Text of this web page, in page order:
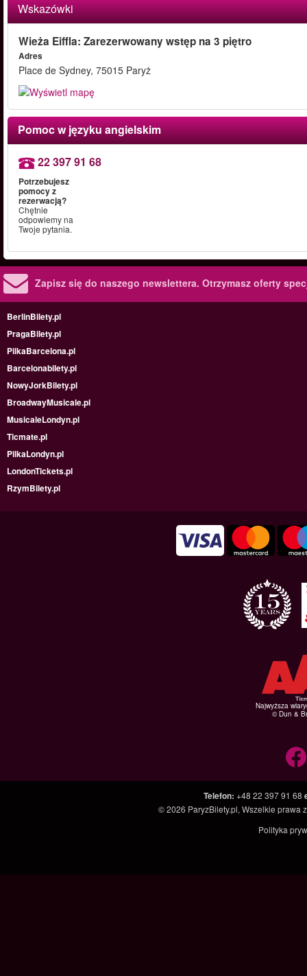
Wskazówki
Wieża Eiffla: Zarezerwowany wstęp na 3 piętro
Adres
Place de Sydney, 75015 Paryż
Pomoc w języku angielskim
22 397 91 68
Potrzebujesz
pomocy z
rezerwacją?
Chętnie
odpowiemy na
Twoje pytania.
Zapisz się do naszego newslettera. Otrzymasz oferty
BerlinBilety.pl
PragaBilety.pl
PilkaBarcelona.pl
Barcelonabilety.pl
NowyJorkBilety.pl
BroadwayMusicale.pl
MusicaleLondyn.pl
Ticmate.pl
PilkaLondyn.pl
LondonTickets.pl
RzymBilety.pl
Najwyższa
© Dun &
Telefon: +48 22 397 91 68
© 2026 ParyzBilety.pl, Wszelkie prawa
Polityka